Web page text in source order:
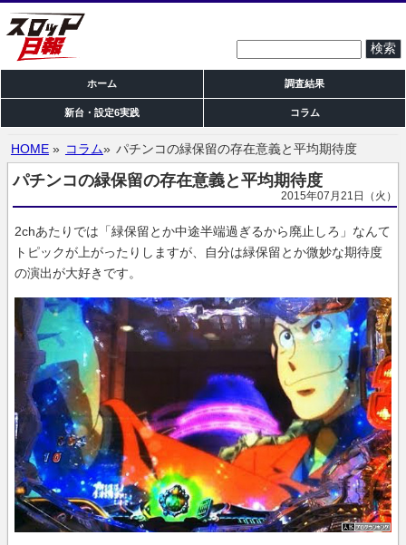
検索:
ホーム 調査結果
新台・設定6実践 コラム
HOME» コラム» パチンコの緑保留の存在意義と平均期待度
パチンコの緑保留の存在意義と平均期待度
2015年07月21日（火）
2chあたりでは「緑保留とか中途半端過ぎるから廃止しろ」なんて
トピックが上がったりしますが、自分は緑保留とか微妙な期待度
の演出が大好きです。